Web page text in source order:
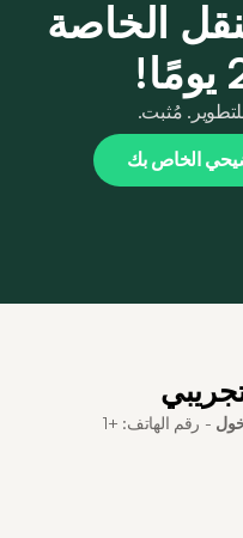
الخاصة
مُثبت.
الخاص بك
- رقم الهاتف: +1